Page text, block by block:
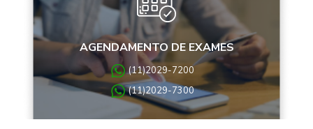
AGENDAMENTO DE EXAMES
(11)2029-7200
(11)2029-7300